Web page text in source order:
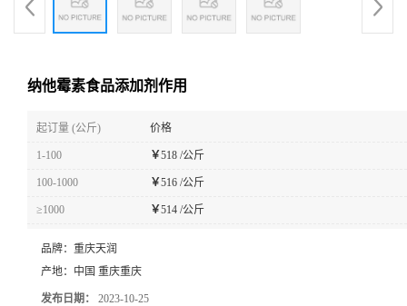
纳他霉素食品添加剂作用
起订量 (公斤) 价格
1-100 ￥518 /公斤
100-1000 ￥516 /公斤
≥1000 ￥514 /公斤
品牌： 重庆天润
产地： 中国 重庆重庆
发布日期： 2023-10-25